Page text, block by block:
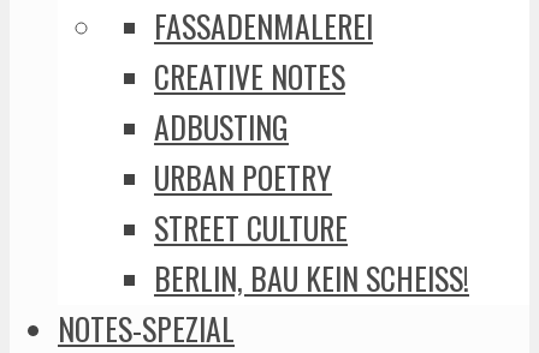
FASSADENMALEREI
CREATIVE NOTES
ADBUSTING
URBAN POETRY
STREET CULTURE
BERLIN, BAU KEIN SCHEISS!
NOTES-SPEZIAL